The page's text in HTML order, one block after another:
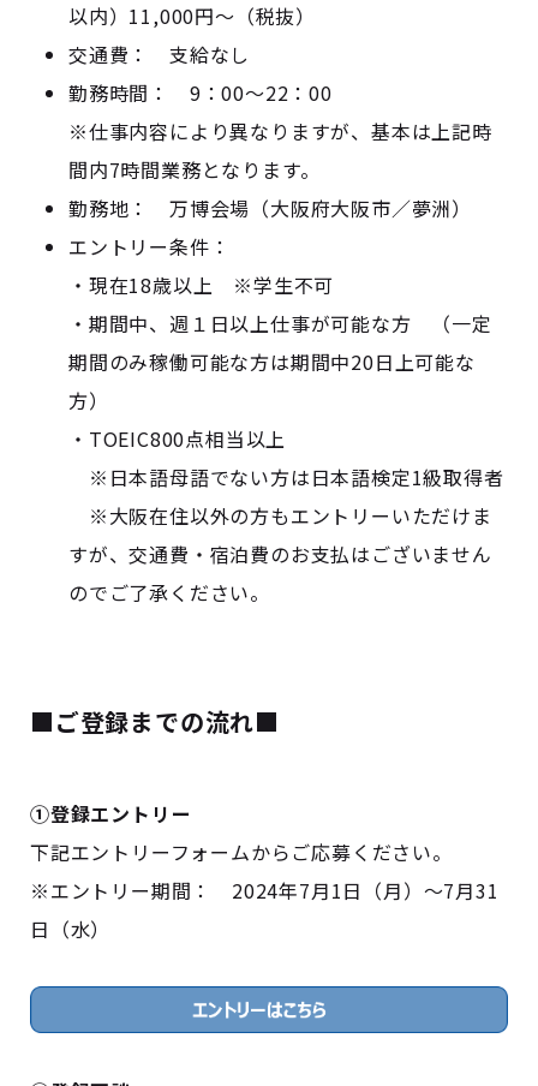
以内）11,000円～（税抜）
交通費： 支給なし
勤務時間： 9：00～22：00
※仕事内容により異なりますが、基本は上記時
間内7時間業務となります。
勤務地： 万博会場（大阪府大阪市／夢洲）
エントリー条件：
・現在18歳以上 ※学生不可
・期間中、週１日以上仕事が可能な方 （一定
期間のみ稼働可能な方は期間中20日上可能な
方）
・TOEIC800点相当以上
※日本語母語でない方は日本語検定1級取得者
※大阪在住以外の方もエントリーいただけま
すが、交通費・宿泊費のお支払はございません
のでご了承ください。
■ご登録までの流れ■
①登録エントリー
下記エントリーフォームからご応募ください。
※エントリー期間： 2024年7月1日（月）～7月31
日（水）